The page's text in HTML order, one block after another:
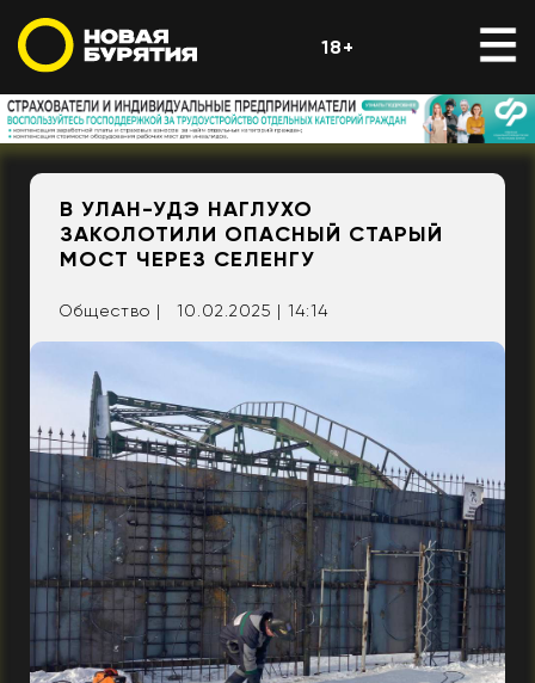
18+
В УЛАН-УДЭ НАГЛУХО
ЗАКОЛОТИЛИ ОПАСНЫЙ СТАРЫЙ
МОСТ ЧЕРЕЗ СЕЛЕНГУ
Общество | 10.02.2025 | 14:14